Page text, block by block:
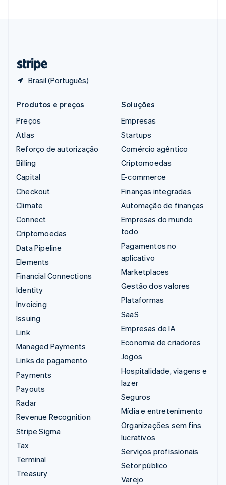
Brasil (Português)
Produtos e preços
Preços
Atlas
Reforço de autorização
Billing
Capital
Checkout
Climate
Connect
Criptomoedas
Data Pipeline
Elements
Financial Connections
Identity
Invoicing
Issuing
Link
Managed Payments
Links de pagamento
Payments
Payouts
Radar
Revenue Recognition
Stripe Sigma
Tax
Terminal
Treasury
Soluções
Empresas
Startups
Comércio agêntico
Criptomoedas
E-commerce
Finanças integradas
Automação de finanças
Empresas do mundo
todo
Pagamentos no
aplicativo
Marketplaces
Gestão dos valores
Plataformas
SaaS
Empresas de IA
Economia de criadores
Jogos
Hospitalidade, viagens e
lazer
Seguros
Mídia e entretenimento
Organizações sem fins
lucrativos
Serviços profissionais
Setor público
Varejo